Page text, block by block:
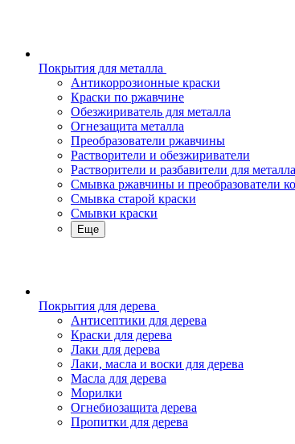
Покрытия для металла
Антикоррозионные краски
Краски по ржавчине
Обезжириватель для металла
Огнезащита металла
Преобразователи ржавчины
Растворители и обезжириватели
Растворители и разбавители для металла
Смывка ржавчины и преобразователи
Смывка старой краски
Смывки краски
Еще
Покрытия для дерева
Антисептики для дерева
Краски для дерева
Лаки для дерева
Лаки, масла и воски для дерева
Масла для дерева
Морилки
Огнебиозащита дерева
Пропитки для дерева